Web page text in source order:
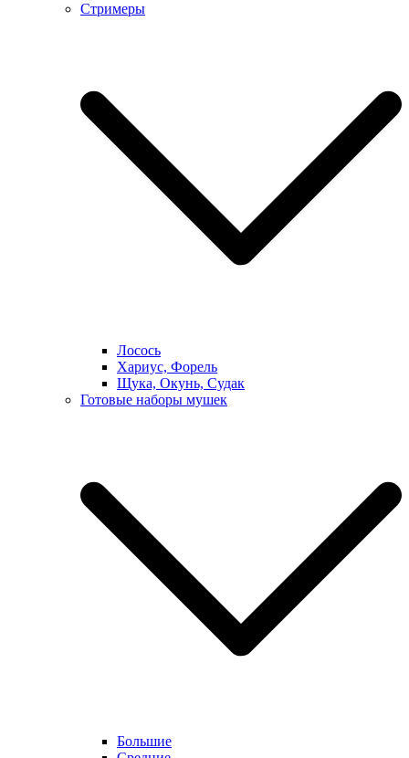
Стримеры
Лосось
Хариус, Форель
Щука, Окунь, Судак
Готовые наборы мушек
Большие